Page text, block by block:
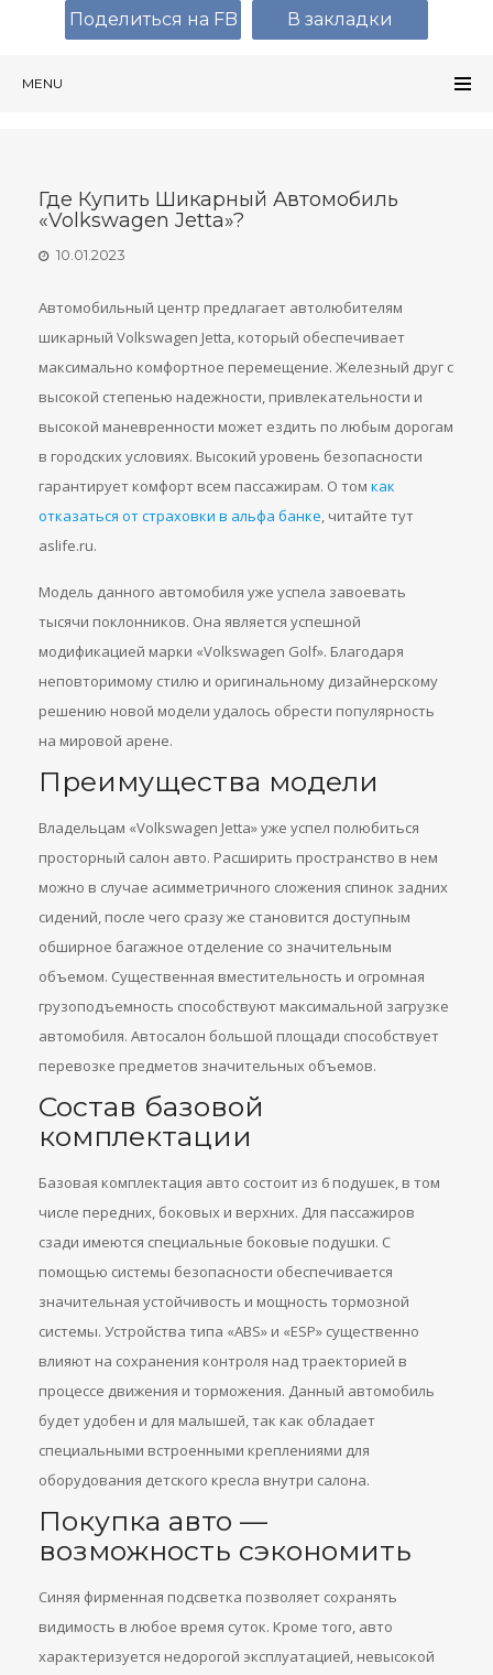
MENU
Где Купить Шикарный Автомобиль
«Volkswagen Jetta»?
10.01.2023
Автомобильный центр предлагает автолюбителям
шикарный Volkswagen Jetta, который обеспечивает
максимально комфортное перемещение. Железный друг с
высокой степенью надежности, привлекательности и
высокой маневренности может ездить по любым дорогам
в городских условиях. Высокий уровень безопасности
гарантирует комфорт всем пассажирам. О том как
отказаться от страховки в альфа банке, читайте тут
aslife.ru.
Модель данного автомобиля уже успела завоевать
тысячи поклонников. Она является успешной
модификацией марки «Volkswagen Golf». Благодаря
неповторимому стилю и оригинальному дизайнерскому
решению новой модели удалось обрести популярность
на мировой арене.
Преимущества модели
Владельцам «Volkswagen Jetta» уже успел полюбиться
просторный салон авто. Расширить пространство в нем
можно в случае асимметричного сложения спинок задних
сидений, после чего сразу же становится доступным
обширное багажное отделение со значительным
объемом. Существенная вместительность и огромная
грузоподъемность способствуют максимальной загрузке
автомобиля. Автосалон большой площади способствует
перевозке предметов значительных объемов.
Состав базовой
комплектации
Базовая комплектация авто состоит из 6 подушек, в том
числе передних, боковых и верхних. Для пассажиров
сзади имеются специальные боковые подушки. С
помощью системы безопасности обеспечивается
значительная устойчивость и мощность тормозной
системы. Устройства типа «ABS» и «ESP» существенно
влияют на сохранения контроля над траекторией в
процессе движения и торможения. Данный автомобиль
будет удобен и для малышей, так как обладает
специальными встроенными креплениями для
оборудования детского кресла внутри салона.
Покупка авто —
возможность сэкономить
Синяя фирменная подсветка позволяет сохранять
видимость в любое время суток. Кроме того, авто
характеризуется недорогой эксплуатацией, невысокой
Поделиться на FB В закладки